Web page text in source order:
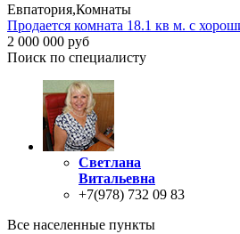
Евпатория,Комнаты
Продается комната 18.1 кв м. с
2 000 000 руб
Поиск по специалисту
Светлана
Витальевна
+7(978) 732 09 83
Все населенные пункты